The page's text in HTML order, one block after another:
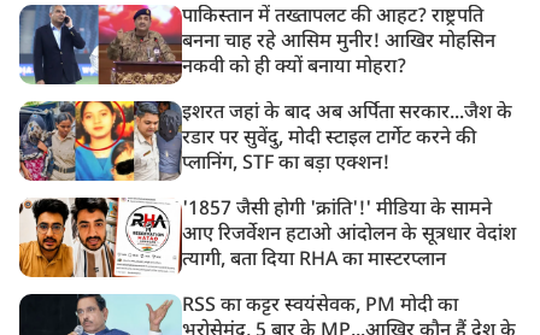
पाकिस्तान में तख्तापलट की आहट? राष्ट्रपति
बनना चाह रहे आसिम मुनीर! आखिर मोहसिन
नकवी को ही क्यों बनाया मोहरा?
इशरत जहां के बाद अब अर्पिता सरकार...जैश के
रडार पर सुवेंदु, मोदी स्टाइल टार्गेट करने की
प्लानिंग, STF का बड़ा एक्शन!
'1857 जैसी होगी 'क्रांति'!' मीडिया के सामने
आए रिजर्वेशन हटाओ आंदोलन के सूत्रधार वेदांश
त्यागी, बता दिया RHA का मास्टरप्लान
RSS का कट्टर स्वयंसेवक, PM मोदी का